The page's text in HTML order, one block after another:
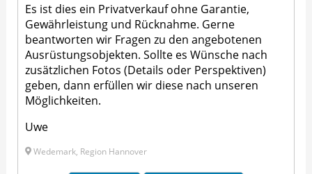
Es ist dies ein Privatverkauf ohne Garantie,
Gewährleistung und Rücknahme. Gerne
beantworten wir Fragen zu den angebotenen
Ausrüstungsobjekten. Sollte es Wünsche nach
zusätzlichen Fotos (Details oder Perspektiven)
geben, dann erfüllen wir diese nach unseren
Möglichkeiten.
Uwe
Wedemark, Region Hannover